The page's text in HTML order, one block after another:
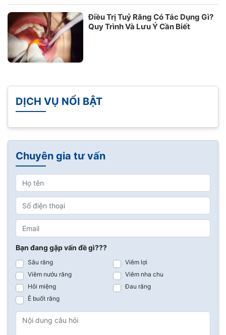
Điều Trị Tuỷ Răng Có Tác Dụng Gì?
Quy Trình Và Lưu Ý Cần Biết
DỊCH VỤ NỔI BẬT
Chuyên gia tư vấn
Bạn đang gặp vấn đề gì???
Sâu răng
Viêm lợi
Viêm nướu răng
Viêm nha chu
Hôi miệng
Đau răng
Ê buốt răng